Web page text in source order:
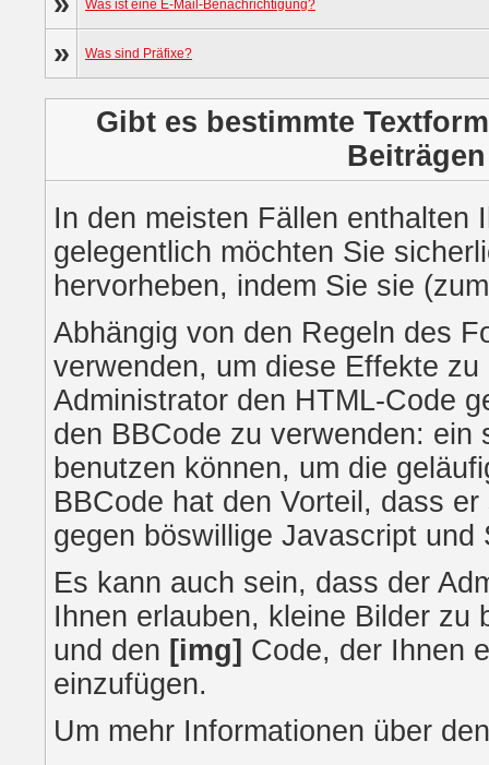
Was ist eine E-Mail-Benachrichtigung?
» Was sind Präfixe?
Gibt es bestimmte
In den meisten Fällen enthalten
gelegentlich möchten Sie
hervorheben, indem Sie sie
Abhängig von den Regeln des
verwenden, um diese Effekte
Administrator den HTML-Code
den BBCode zu verwenden: ein
benutzen können, um die
BBCode hat den Vorteil, dass
gegen böswillige Javascript
Es kann auch sein, dass der
Ihnen erlauben, kleine Bilder zu
und den [img] Code, der Ihnen
einzufügen.
Um mehr Informationen über